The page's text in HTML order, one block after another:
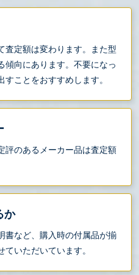
査定額は変わります。また型
傾向にあります。不要になっ
ことをおすすめします。
評のあるメーカー品は査定額
か
書など、購入時の付属品が揃
いただいています。